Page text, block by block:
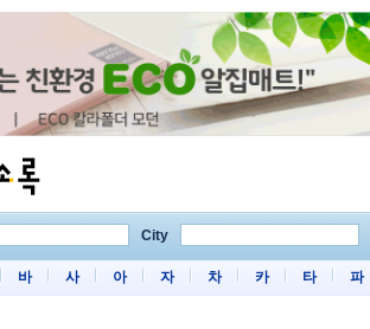
City
바 사 아 자 차 카 타 파